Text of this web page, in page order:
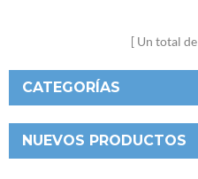
Un total de
CATEGORÍAS
NUEVOS PRODUCTOS